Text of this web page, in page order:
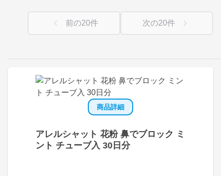
商品詳細
アレルシャット 花粉 鼻でブロック ミ
ント チューブ入 30日分
前の20件 次の20件